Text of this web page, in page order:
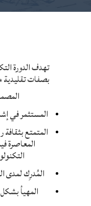
​تهدف الدورة
بصفات
المستثمر في
المتمتع بثقافة
المعاصرة
المُدرِك لمدى
المهيأ